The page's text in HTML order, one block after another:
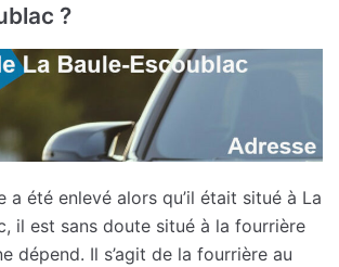
?
a été enlevé alors qu’il était situé à La
il est sans doute situé à la fourrière
dépend. Il s’agit de la fourrière au